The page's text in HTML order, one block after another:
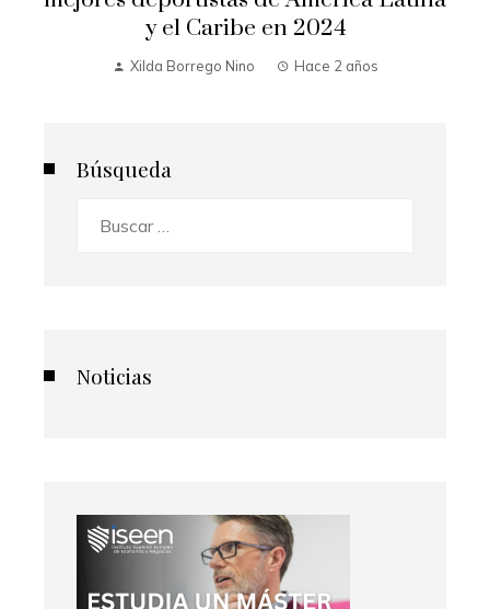
y el Caribe en 2024
Xilda Borrego Nino Hace 2 años
Búsqueda
Noticias